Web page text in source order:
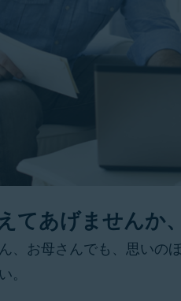
てあげませんか
、お母さんでも、思いの
。